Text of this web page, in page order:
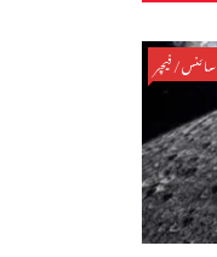
سائنس/فیچر